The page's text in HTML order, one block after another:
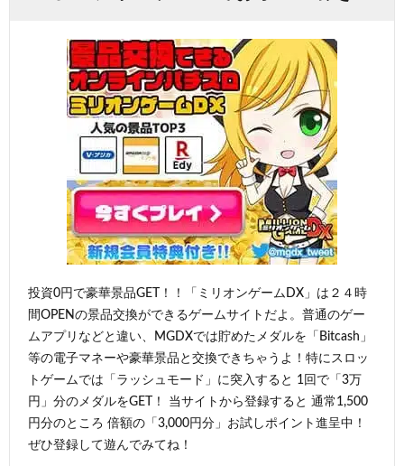
投資0円で豪華景品GET！！「ミリオンゲームDX」は２４時
間OPENの景品交換ができるゲームサイトだよ。普通のゲー
ムアプリなどと違い、MGDXでは貯めたメダルを「Bitcash」
等の電子マネーや豪華景品と交換できちゃうよ！特にスロッ
トゲームでは「ラッシュモード」に突入すると 1回で「3万
円」分のメダルをGET！ 当サイトから登録すると 通常1,500
円分のところ 倍額の「3,000円分」お試しポイント進呈中！
ぜひ登録して遊んでみてね！